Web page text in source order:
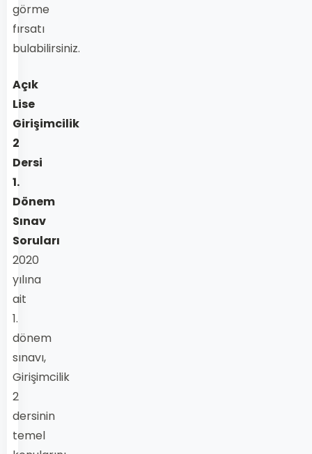
görme
fırsatı
bulabilirsiniz.
Açık
Lise
Girişimcilik
2
Dersi
1.
Dönem
Sınav
Soruları
2020
yılına
ait
1.
dönem
sınavı,
Girişimcilik
2
dersinin
temel